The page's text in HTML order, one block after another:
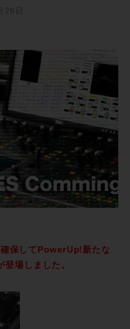
日
保してPowerUp!新たな
場しました。